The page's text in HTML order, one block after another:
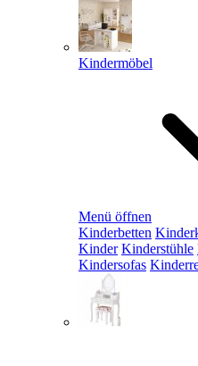
Kindermöbel
Menü öffnen
Kinderbetten
Kinder Kinderstühle
Kindersofas